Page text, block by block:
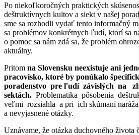
Po niekoľkoročných praktických
deštruktívnych kultov a siekt v našej
sme sa rozhodli vydať tento informačný
sa problémov konkrétnych ľudí, ktorí sa
o pomoc sa nám zdá sa, že problém
aktuálny.
Pritom na Slovensku neexistuje ani
pracovisko, ktoré by ponúkalo
poradenstvo pre ľudí závislých na
sektách. Problematika pôsobenia
veľmi rozsiahla a pri ich skúmaní
a nevyjasnené otázky.
Uznávame, že otázka duchovného života